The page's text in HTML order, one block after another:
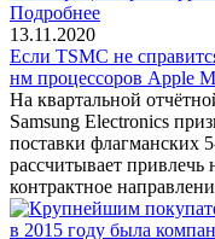
Подробнее
13.11.2020
Если TSMC не
нм процессоров Apple
На квартальной
Samsung Electronics
поставки флагманских
рассчитывает
контрактное